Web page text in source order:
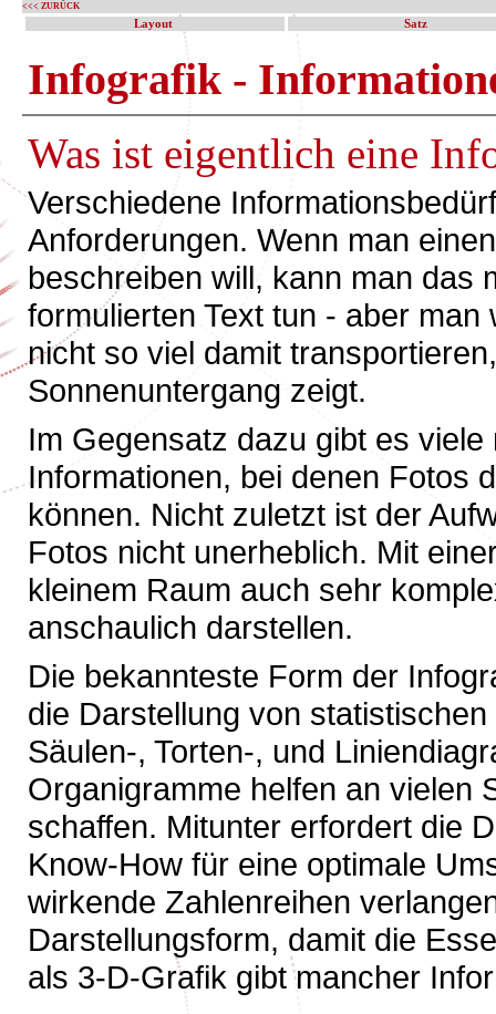
<<< ZURÜCK
Layout Satz
Infografik -
Was ist eigentlich eine
Verschiedene
Anforderungen. Wenn man
beschreiben will, kann man das
formulierten Text tun - aber
nicht so viel damit
Sonnenuntergang zeigt.
Im Gegensatz dazu gibt es
Informationen, bei denen Fotos
können. Nicht zuletzt ist der
Fotos nicht unerheblich. Mit
kleinem Raum auch sehr
anschaulich darstellen.
Die bekannteste Form der
die Darstellung von
Säulen-, Torten-, und
Organigramme helfen an vielen
schaffen. Mitunter erfordert die
Know-How für eine optimale
wirkende Zahlenreihen
Darstellungsform, damit die
als 3-D-Grafik gibt mancher